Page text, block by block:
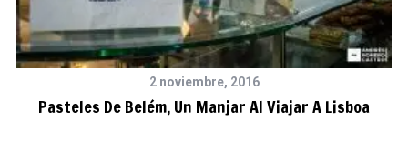
2 noviembre, 2016
Pasteles De Belém, Un Manjar Al Viajar A Lisboa